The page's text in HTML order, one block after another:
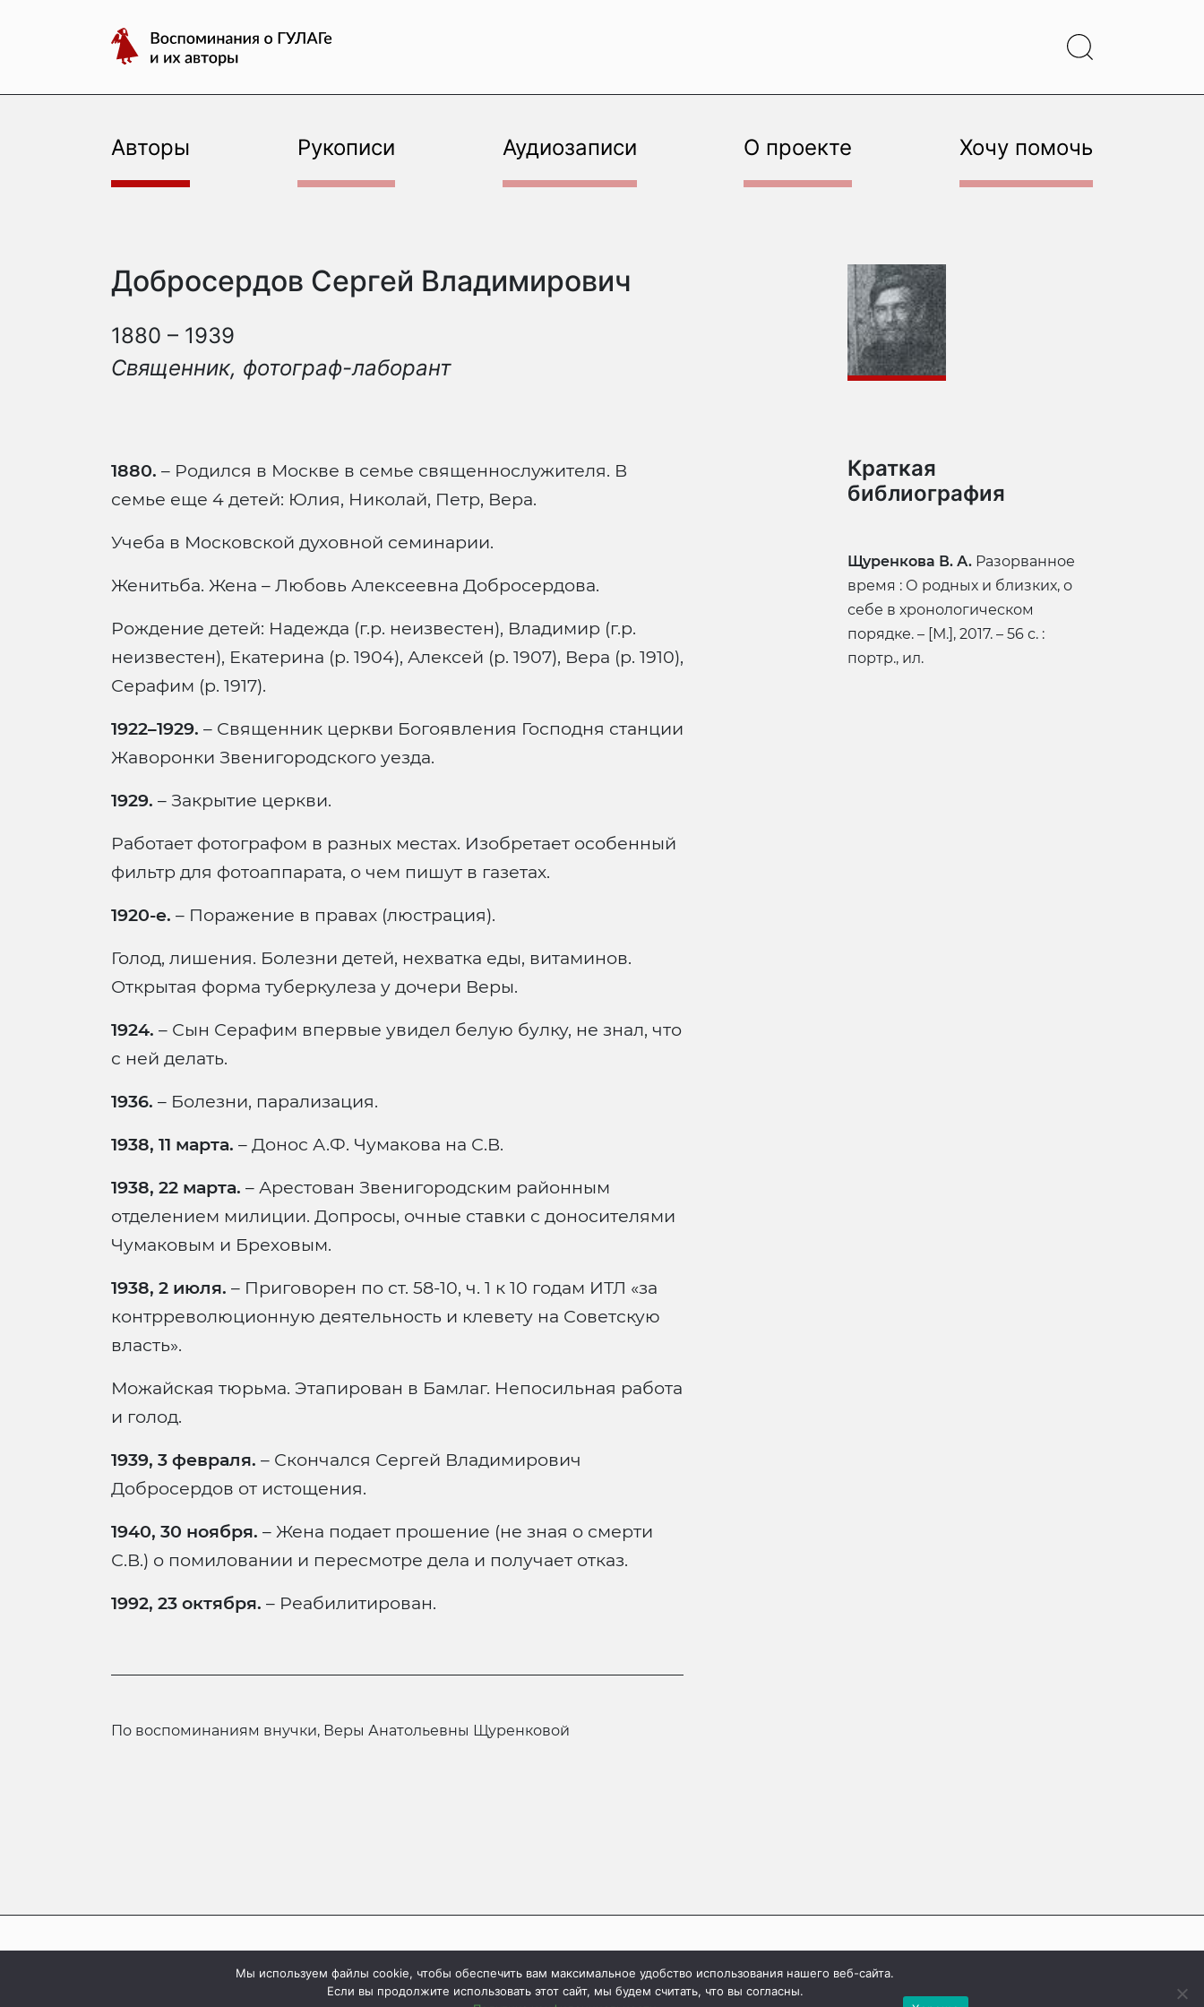
Воспоминания
о
и
авторы
Авторы Рукописи Аудиозаписи О проекте Хочу помочь
Добросердов Сергей Владимирович
1880 – 1939
Священник, фотограф-лаборант
1880. – Родился в Москве в семье священнослужителя. В
семье еще 4 детей: Юлия, Николай, Петр, Вера.
Учеба в Московской духовной семинарии.
Женитьба. Жена – Любовь Алексеевна Добросердова.
Рождение детей: Надежда (г.р. неизвестен), Владимир (г.р.
неизвестен), Екатерина (р. 1904), Алексей (р. 1907), Вера (р. 1910),
Серафим (р. 1917).
1922–1929. – Священник церкви Богоявления Господня станции
Жаворонки Звенигородского уезда.
1929. – Закрытие церкви.
Работает фотографом в разных местах. Изобретает особенный
фильтр для фотоаппарата, о чем пишут в газетах.
1920-е. – Поражение в правах (люстрация).
Голод, лишения. Болезни детей, нехватка еды, витаминов.
Открытая форма туберкулеза у дочери Веры.
1924. – Сын Серафим впервые увидел белую булку, не знал, что
с ней делать.
1936. – Болезни, парализация.
1938, 11 марта. – Донос А.Ф. Чумакова на С.В.
1938, 22 марта. – Арестован Звенигородским районным
отделением милиции. Допросы, очные ставки с доносителями
Чумаковым и Бреховым.
1938, 2 июля. – Приговорен по ст. 58-10, ч. 1 к 10 годам ИТЛ «за
контрреволюционную деятельность и клевету на Советскую
власть».
Можайская тюрьма. Этапирован в Бамлаг. Непосильная работа
и голод.
1939, 3 февраля. – Скончался Сергей Владимирович
Добросердов от истощения.
1940, 30 ноября. – Жена подает прошение (не зная о смерти
С.В.) о помиловании и пересмотре дела и получает отказ.
1992, 23 октября. – Реабилитирован.
По воспоминаниям внучки, Веры Анатольевны Щуренковой
Краткая
библиография
Щуренкова В. А. Разорванное
время : О родных и близких, о
себе в хронологическом
порядке. – [М.], 2017. – 56 с. :
портр., ил.
База данных «Воспоминания о ГУЛАГе и их авторы», 1997-2026
Если вы нашли ошибку, выделите фрагмент текста и
нажмите одновременно клавиши
Мы используем файлы cookie, чтобы обеспечить вам максимальное удобство использования нашего веб-сайта.
Если вы продолжите использовать этот сайт, мы будем считать, что вы согласны.